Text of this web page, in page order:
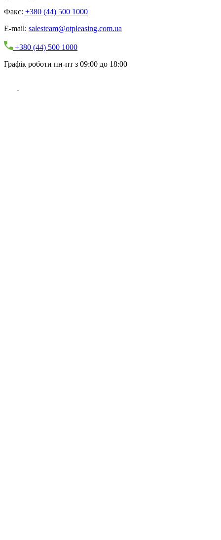
Факс: +380 (44) 500 1000
E-mail: salesteam@otpleasing.com.ua
+380 (44) 500 1000
Графік роботи пн-пт з 09:00 до 18:00